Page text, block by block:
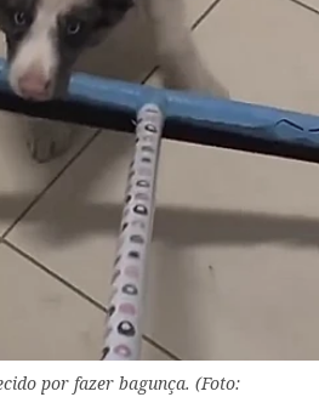
por fazer bagunça. (Foto: